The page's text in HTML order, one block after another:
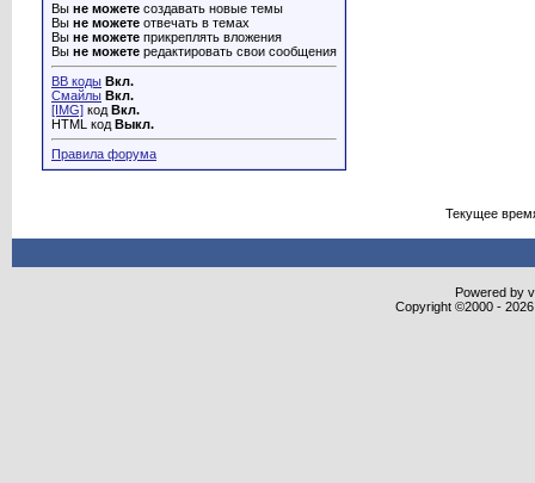
Вы не можете создавать новые темы
Вы не можете отвечать в темах
Вы не можете прикреплять вложения
Вы не можете редактировать свои сообщения
BB коды Вкл.
Смайлы Вкл.
[IMG] код Вкл.
HTML код Выкл.
Правила форума
Текущее
Powered by
Copyright ©2000 -